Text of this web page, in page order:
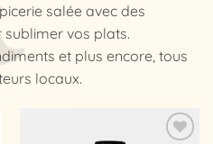
salée avec des
vos plats.
et plus encore, tous
locaux.